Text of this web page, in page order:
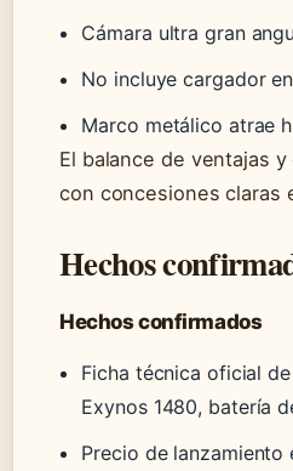
Cámara ultra gran
No incluye cargador
Marco metálico atrae
El balance de ventajas
con concesiones claras
Hechos
Hechos confirmados
Ficha técnica oficial
Exynos 1480, batería
Precio de